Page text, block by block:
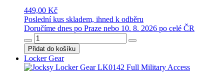
449,00 Kč
Poslední kus skladem, ihned k odběru
Doručíme dnes po Praze nebo 10. 8. 2026 po celé ČR
Přidat do košíku
Locker Gear